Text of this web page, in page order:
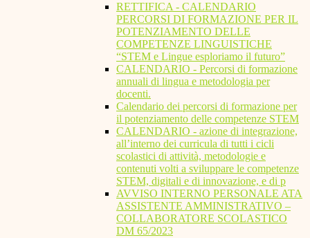
RETTIFICA - CALENDARIO
PERCORSI DI FORMAZIONE PER IL
POTENZIAMENTO DELLE
COMPETENZE LINGUISTICHE
“STEM e Lingue esploriamo il futuro”
CALENDARIO - Percorsi di formazione
annuali di lingua e metodologia per
docenti.
Calendario dei percorsi di formazione per
il potenziamento delle competenze STEM
CALENDARIO - azione di integrazione,
all’interno dei curricula di tutti i cicli
scolastici di attività, metodologie e
contenuti volti a sviluppare le competenze
STEM, digitali e di innovazione, e di p
AVVISO INTERNO PERSONALE ATA
ASSISTENTE AMMINISTRATIVO –
COLLABORATORE SCOLASTICO
DM 65/2023